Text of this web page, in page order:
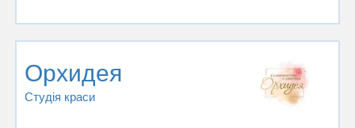
Орхидея
Студія краси